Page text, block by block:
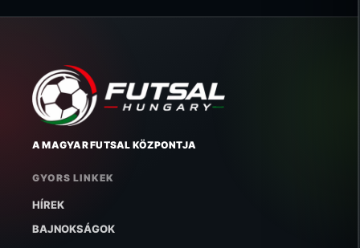
A MAGYAR FUTSAL KÖZPONTJA
GYORS LINKEK
HÍREK
BAJNOKSÁGOK